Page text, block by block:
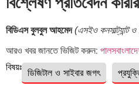
বিডিএস বুলবুল আহমেদ (এসইও কনসাল্ট্যান্ট ও
আরও খবর জানতে ভিজিট করুন:
বিষয়ঃ ডিজিটাল ও সাইবার জগৎ